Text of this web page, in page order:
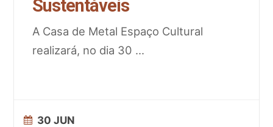
Sustentáveis
A Casa de Metal Espaço Cultural
realizará, no dia 30 ...
30 JUN